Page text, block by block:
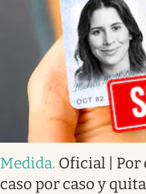
Medida. Oficial | Por
caso por caso y